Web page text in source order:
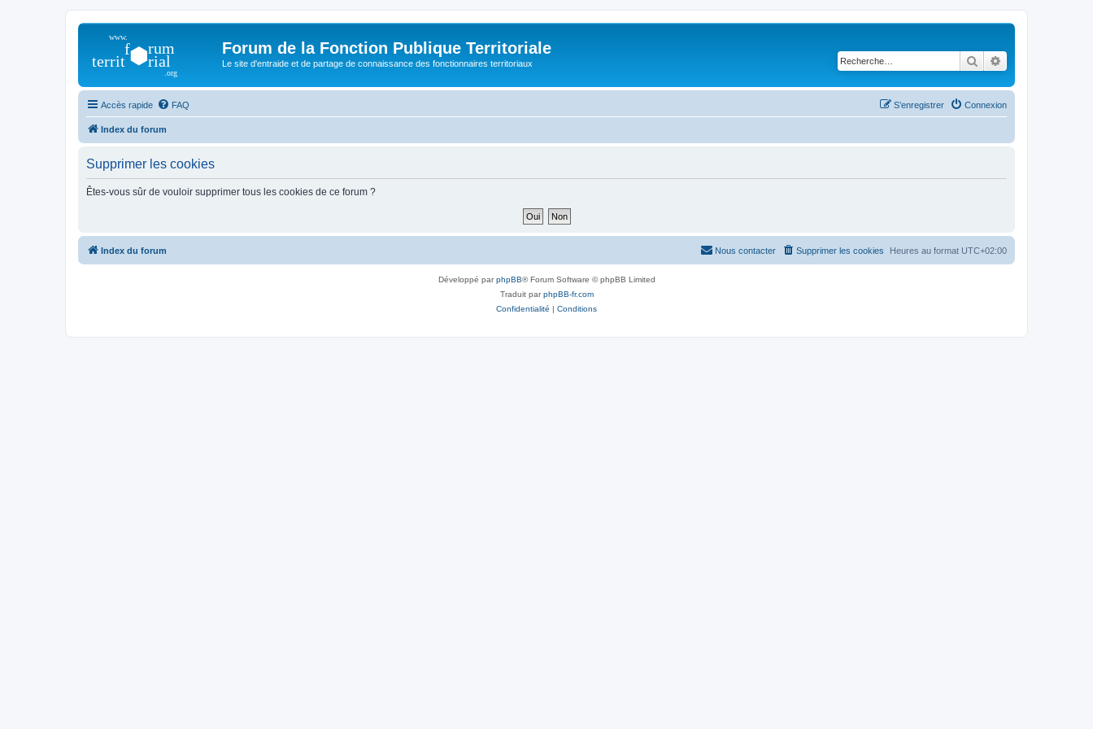
Forum de la Fonction Publique Territoriale
Le site d'entraide et de partage de connaissance des fonctionnaires territoriaux Rechercher
Accès rapide FAQ Connexion
S’enregistrer
Index du forum
Supprimer les cookies
Êtes-vous sûr de vouloir supprimer tous les cookies de ce forum ?
Index du forum Heures au format UTC+02:00
Supprimer les cookies
Nous contacter
Développé parphpBB® Forum Software © phpBB Limited
Traduit parphpBB-fr.com
Confidentialité | Conditions